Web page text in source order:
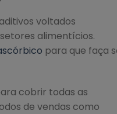
voltados
alimentícios.
para que faça
cobrir todas as
de vendas como